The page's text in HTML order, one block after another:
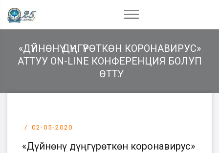
«ДҮЙНӨНҮ ДҮҢГҮРӨТКӨН КОРОНАВИРУС»
АТТУУ ON-LINE КОНФЕРЕНЦИЯ БОЛУП
ӨТТҮ.
02-05-2020
«Дүйнөнү дүңгүрөткөн коронавирус»